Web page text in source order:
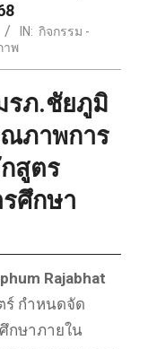
IN: กิจกรรม -
าพ
รภ.ชัยภูมิ
ภาพการ
สูตร
ศึกษา
Rajabhat
กำหนดจัด
กษาภายใน